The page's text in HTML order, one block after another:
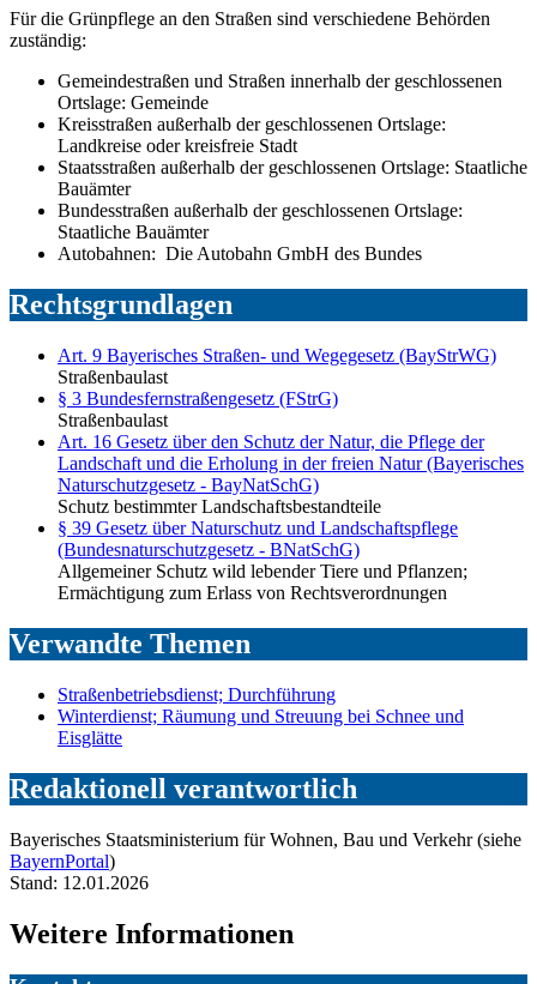
Für die Grünpflege an den Straßen sind verschiedene Behörden
zuständig:
Gemeindestraßen und Straßen innerhalb der geschlossenen
Ortslage: Gemeinde
Kreisstraßen außerhalb der geschlossenen Ortslage:
Landkreise oder kreisfreie Stadt
Staatsstraßen außerhalb der geschlossenen Ortslage: Staatliche
Bauämter
Bundesstraßen außerhalb der geschlossenen Ortslage:
Staatliche Bauämter
Autobahnen: Die Autobahn GmbH des Bundes
Rechtsgrundlagen
Art. 9 Bayerisches Straßen- und Wegegesetz (BayStrWG)
Straßenbaulast
§ 3 Bundesfernstraßengesetz (FStrG)
Straßenbaulast
Art. 16 Gesetz über den Schutz der Natur, die Pflege der
Landschaft und die Erholung in der freien Natur (Bayerisches
Naturschutzgesetz - BayNatSchG)
Schutz bestimmter Landschaftsbestandteile
§ 39 Gesetz über Naturschutz und Landschaftspflege
(Bundesnaturschutzgesetz - BNatSchG)
Allgemeiner Schutz wild lebender Tiere und Pflanzen;
Ermächtigung zum Erlass von Rechtsverordnungen
Verwandte Themen
Straßenbetriebsdienst; Durchführung
Winterdienst; Räumung und Streuung bei Schnee und
Eisglätte
Redaktionell verantwortlich
Bayerisches Staatsministerium für Wohnen, Bau und Verkehr (siehe
BayernPortal)
Stand: 12.01.2026
Weitere Informationen